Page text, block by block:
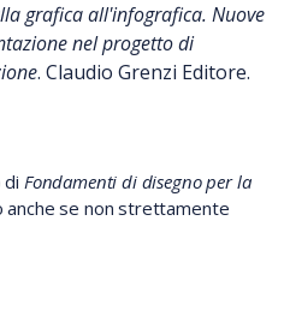
grafica all'infografica. Nuove
nel progetto di
. Claudio Grenzi Editore.
di Fondamenti di disegno per la
se non strettamente